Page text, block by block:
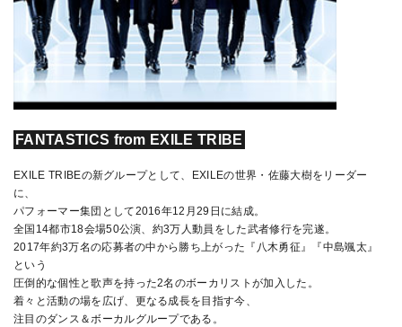
FANTASTICS from EXILE TRIBE
EXILE TRIBEの新グループとして、EXILEの世界・佐藤大樹をリーダー
に、
パフォーマー集団として2016年12月29日に結成。
全国14都市18会場50公演、約3万人動員をした武者修行を完遂。
2017年約3万名の応募者の中から勝ち上がった『八木勇征』『中島颯太』
という
圧倒的な個性と歌声を持った2名のボーカリストが加入した。
着々と活動の場を広げ、更なる成長を目指す今、
注目のダンス＆ボーカルグループである。